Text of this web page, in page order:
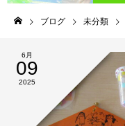
ブログ 未分類
6月
09
2025